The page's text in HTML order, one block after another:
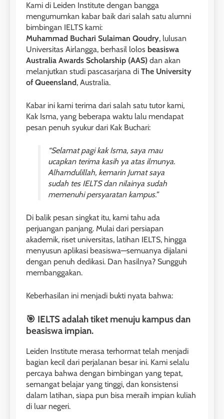
26
Nilai Peserta Kursus IELTS
Online
27
Online
LEIDEN INSTITUTE
28
Jadwal Kursus IELTS Online
LEIDEN INSTITUTE
Kami di Leiden Institute dengan bangga
mengumumkan kabar baik dari salah satu alumni
bimbingan IELTS kami:
Muhammad Buchari Sulaiman Qoudry, lulusan
Universitas Airlangga, berhasil lolos beasiswa
Australia Awards Scholarship (AAS) dan akan
melanjutkan studi pascasarjana di The University
of Queensland, Australia.
Kabar ini kami terima dari salah satu tutor kami,
Kak Isma, yang beberapa waktu lalu mendapat
pesan penuh syukur dari Kak Buchari:
“Selamat pagi kak Isma, saya mau
ucapkan terima kasih ya atas ilmunya.
Alhamdulillah, kemarin Jumat saya
sudah tes IELTS dan nilainya sudah
memenuhi persyaratan kampus.”
Di balik pesan singkat itu, kami tahu ada
perjuangan panjang. Mulai dari persiapan
akademik, riset universitas, latihan IELTS, hingga
menyusun aplikasi beasiswa—semuanya dijalani
dengan penuh dedikasi. Dan hasilnya? Sungguh
membanggakan.
Keberhasilan ini menjadi bukti nyata bahwa:
🎯 IELTS adalah tiket menuju kampus dan
beasiswa impian.
Leiden Institute merasa terhormat telah menjadi
bagian kecil dari perjalanan besar ini. Kami selalu
percaya bahwa dengan bimbingan yang tepat,
semangat belajar yang tinggi, dan konsistensi
dalam latihan, siapa pun bisa meraih impian kuliah
di luar negeri.